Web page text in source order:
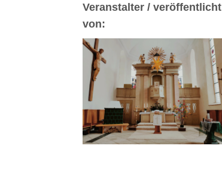
Veranstalter / veröffentlicht
von: